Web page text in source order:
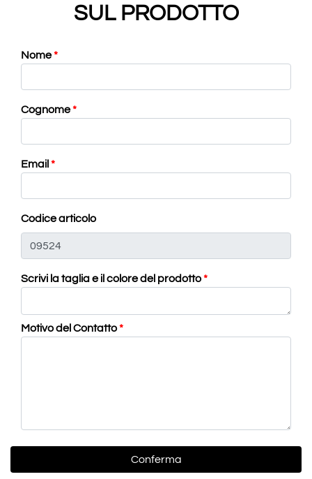
SUL PRODOTTO
Nome*
Cognome*
Email *
Codice articolo
Scrivi la taglia e il colore del prodotto*
Motivo del Contatto*